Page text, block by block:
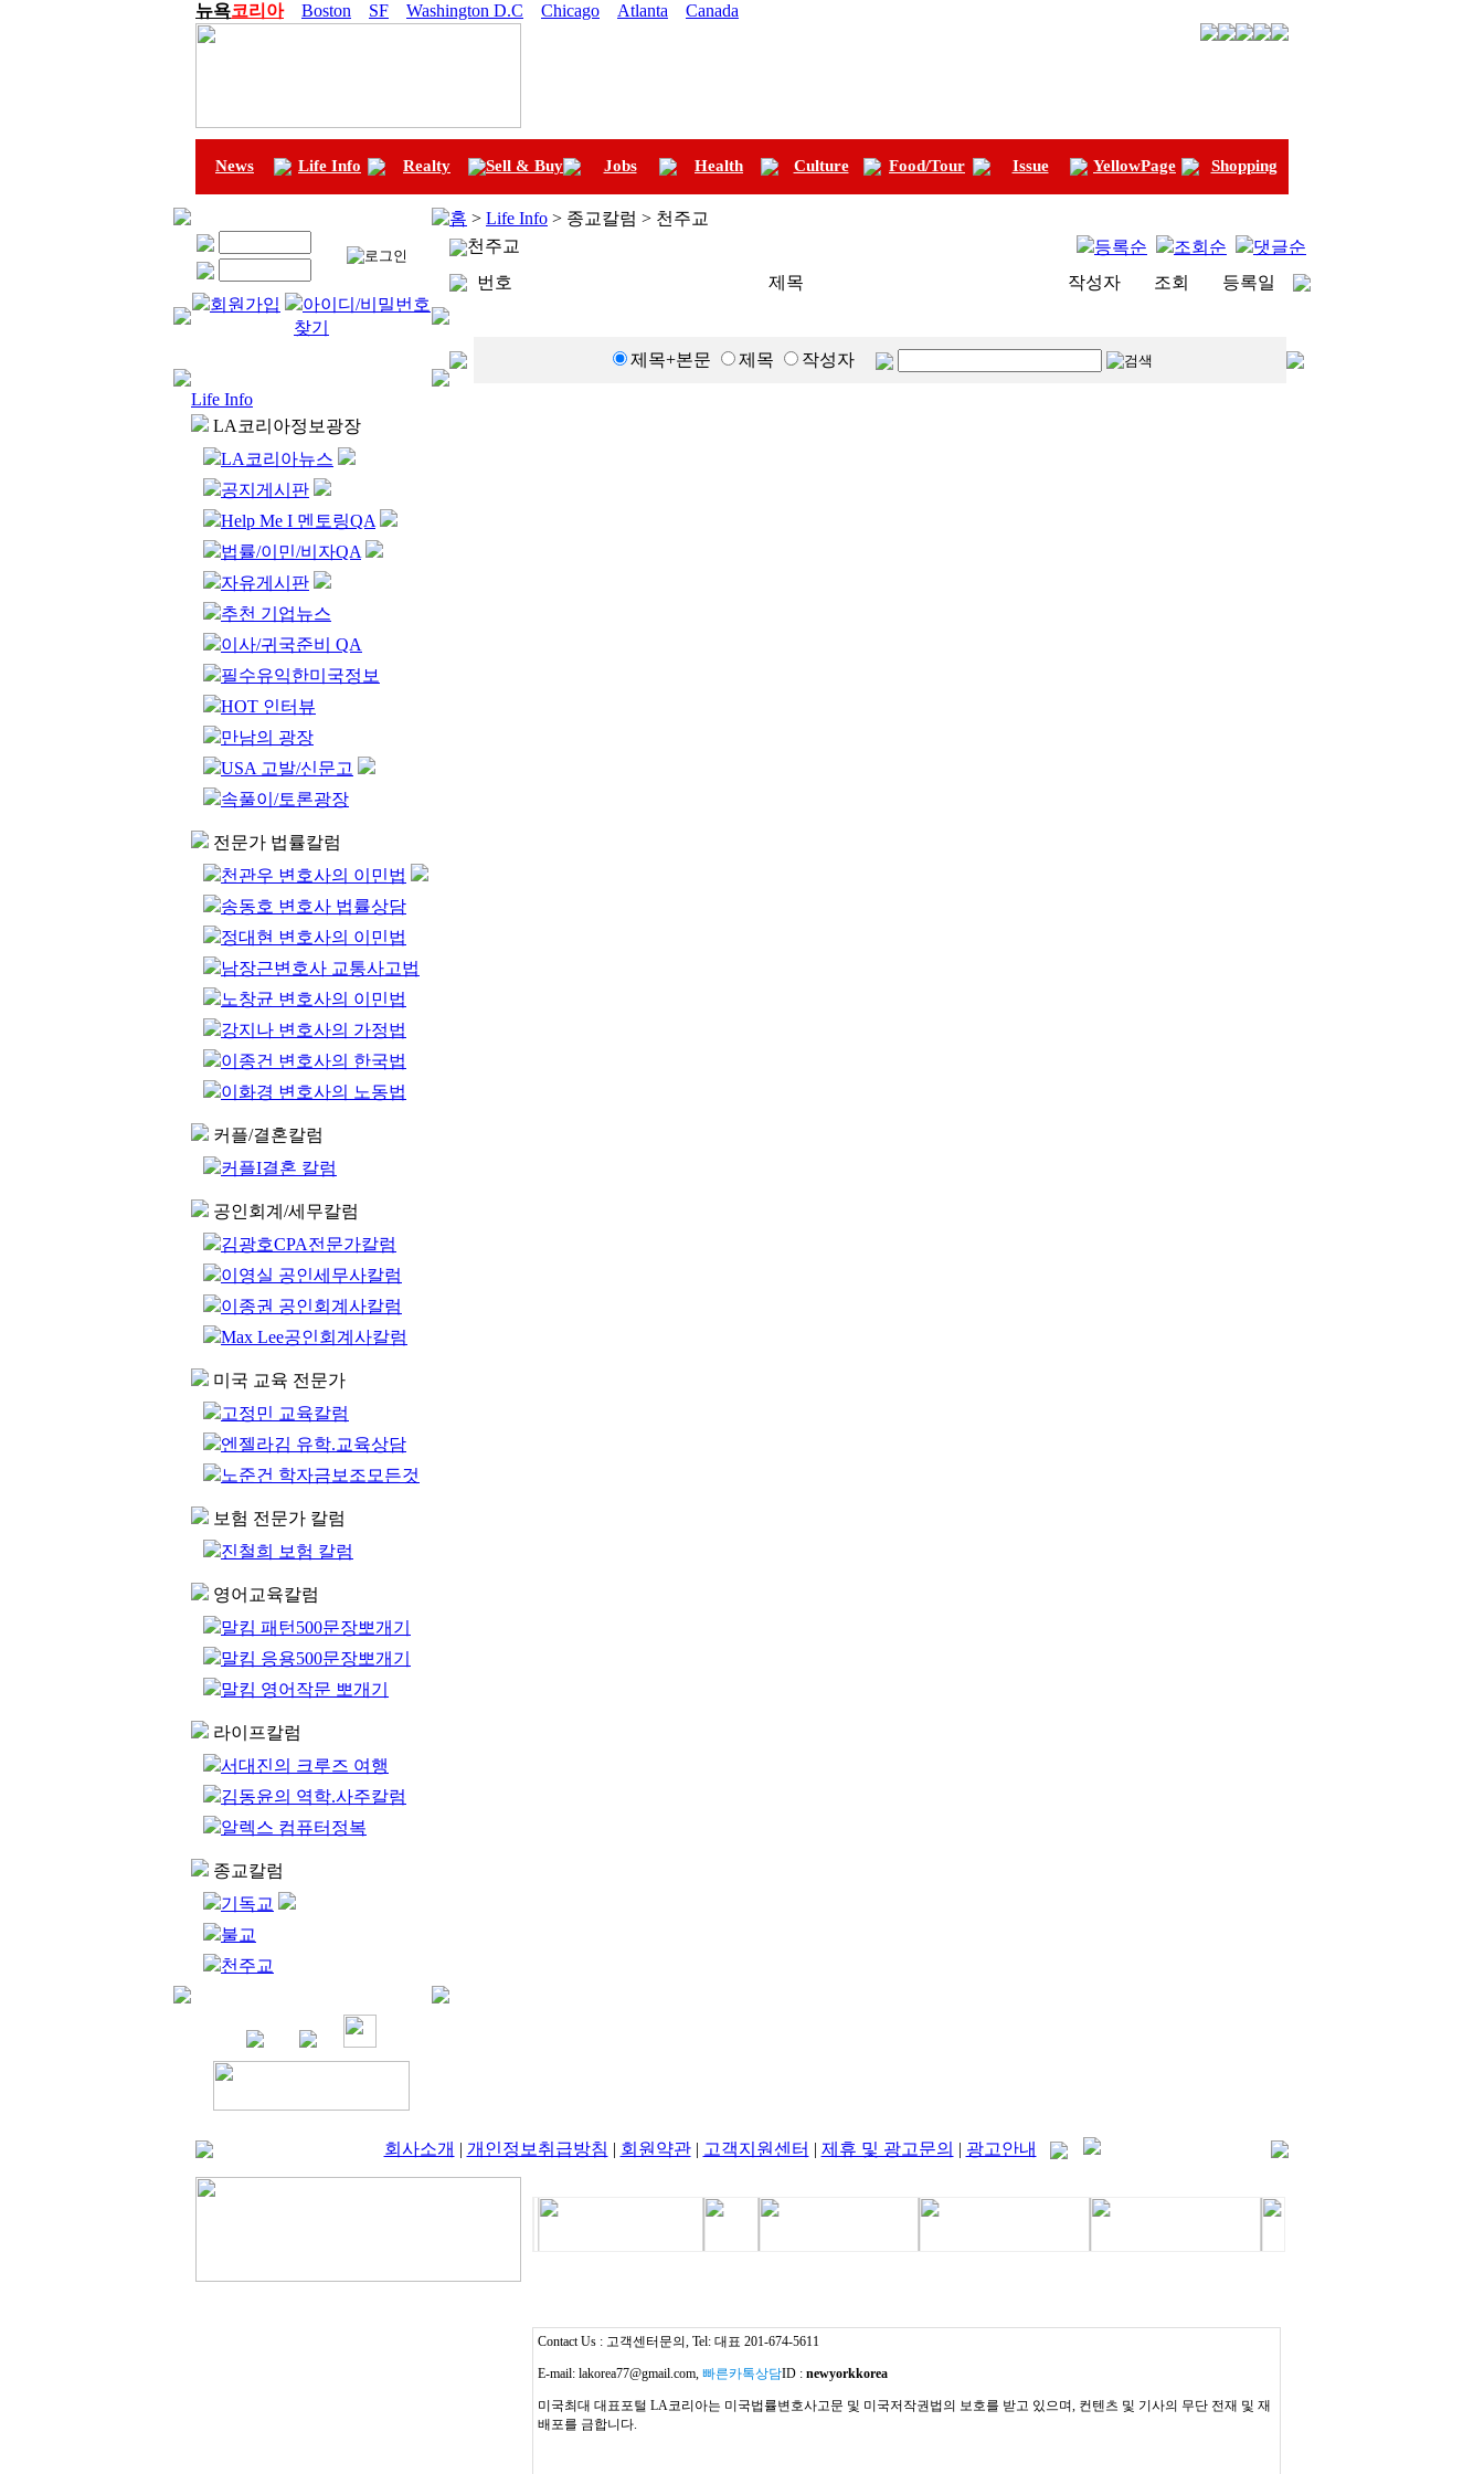
뉴욕코리아 Boston SF Washington D.C Chicago Atlanta Canada
News Life Info Realty Sell & Buy Jobs Health Culture Food/Tour Issue YellowPage Shopping
회원가입
아이디/비밀번호
찾기
Life Info
LA코리아정보광장
LA코리아뉴스
공지게시판
Help Me I 멘토링QA
법률/이민/비자QA
자유게시판
추천 기업뉴스
이사/귀국준비 QA
필수유익한미국정보
HOT 인터뷰
만남의 광장
USA 고발/신문고
속풀이/토론광장
전문가 법률칼럼
천관우 변호사의 이민법
송동호 변호사 법률상담
정대현 변호사의 이민법
남장근변호사 교통사고법
노창균 변호사의 이민법
강지나 변호사의 가정법
이종건 변호사의 한국법
이화경 변호사의 노동법
커플/결혼칼럼
커플I결혼 칼럼
공인회계/세무칼럼
김광호CPA전문가칼럼
이영실 공인세무사칼럼
이종권 공인회계사칼럼
Max Lee공인회계사칼럼
미국 교육 전문가
고정민 교육칼럼
엔젤라김 유학.교육상담
노준건 학자금보조모든것
보험 전문가 칼럼
진철희 보험 칼럼
영어교육칼럼
말킴 패턴500문장뽀개기
말킴 응용500문장뽀개기
말킴 영어작문 뽀개기
라이프칼럼
서대진의 크루즈 여행
김동윤의 역학.사주칼럼
알렉스 컴퓨터정복
종교칼럼
기독교
불교
천주교
홈 > Life Info > 종교칼럼 > 천주교
천주교
등록순 조회순
댓글순
번호
제목 작성자 조회 등록일
제목+본문 제목 작성자
회사소개 | 개인정보취급방침 | 회원약관| 고객지원센터 | 제휴 및 광고문의 | 광고안내
Contact Us : 고객센터문의, Tel: 대표 201-674-5611
E-mail: lakorea77@gmail.com, 빠른카톡상담ID : newyorkkorea
미국최대 대표포털 LA코리아는 미국법률변호사고문 및 미국저작권법의 보호를 받고 있으며, 컨텐츠 및 기사의 무단 전재 및 재
배포를 금합니다.